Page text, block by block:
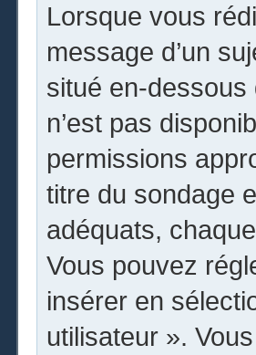
Lorsque vous
message d’un
situé en-
n’est pas
permissions
titre du sondage
adéquats,
Vous pouvez
insérer en
utilisateur ».